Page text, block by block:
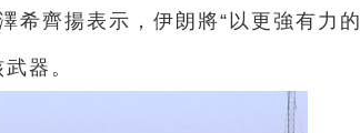
希齊揚表示，伊朗將“以更強有力的
器。